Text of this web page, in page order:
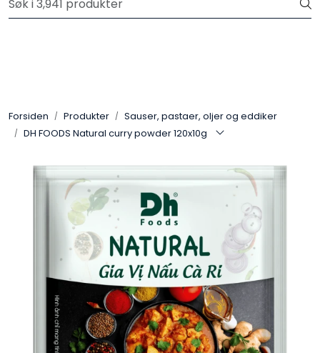
Skip to main content
Velkommen til vår nye nettbutikk! Trykk her for å lese mer
Forsiden Produkter
Sauser, pastaer, oljer og eddiker
DH FOODS Natural curry powder 120x10g
Restaurantprodukter
Merkevarer